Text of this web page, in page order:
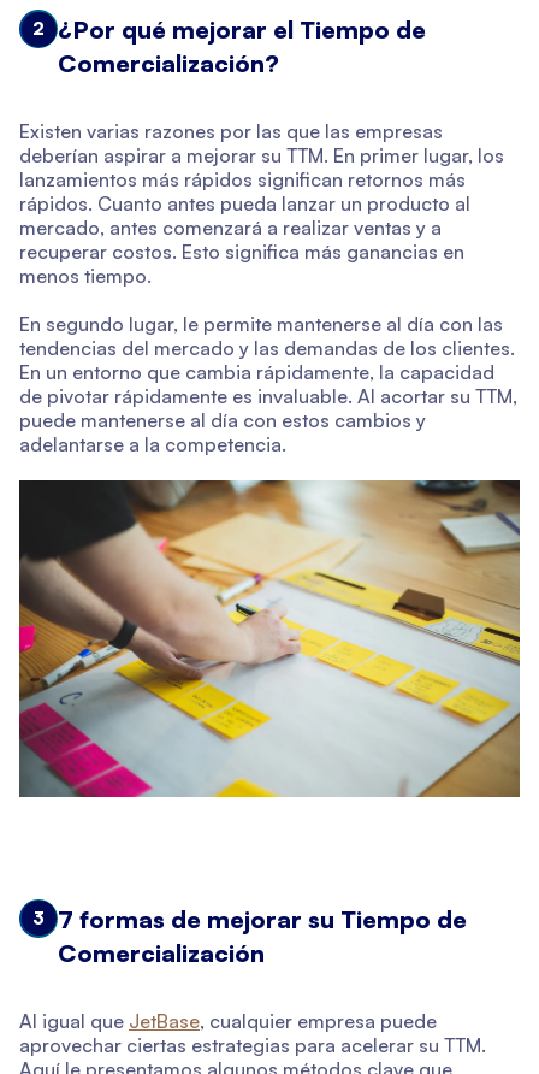
2
¿Por qué mejorar el Tiempo de
Comercialización?
Existen varias razones por las que las empresas
deberían aspirar a mejorar su TTM. En primer lugar, los
lanzamientos más rápidos significan retornos más
rápidos. Cuanto antes pueda lanzar un producto al
mercado, antes comenzará a realizar ventas y a
recuperar costos. Esto significa más ganancias en
menos tiempo.
En segundo lugar, le permite mantenerse al día con las
tendencias del mercado y las demandas de los clientes.
En un entorno que cambia rápidamente, la capacidad
de pivotar rápidamente es invaluable. Al acortar su TTM,
puede mantenerse al día con estos cambios y
adelantarse a la competencia.
3
7 formas de mejorar su Tiempo de
Comercialización
Al igual que JetBase, cualquier empresa puede
aprovechar ciertas estrategias para acelerar su TTM.
Aquí le presentamos algunos métodos clave que